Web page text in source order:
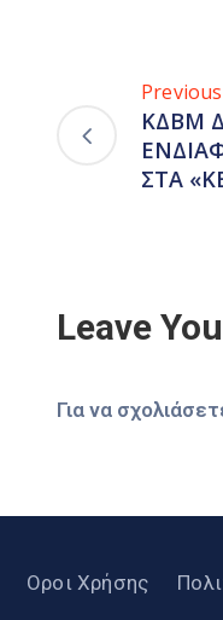
Previous
ΚΔΒΜ
ΣΤΑ
Leave
Για να
Οροι Χρήσης